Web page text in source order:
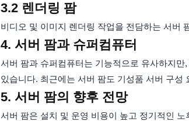
3.2 렌더링 팜
비디오 및 이미지 렌더링 작업을 전담하는 서버
4. 서버 팜과 슈퍼컴퓨터
서버 팜과 슈퍼컴퓨터는 기능적으로 유사하지
있습니다. 최근에는 서버 팜도 기성품 서버 구
5. 서버 팜의 향후 전망
서버 팜은 설치 및 운영 비용이 높고 정기적인